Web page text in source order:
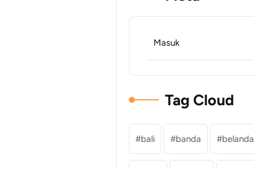
Masuk
Tag Cloud
bali banda belanda